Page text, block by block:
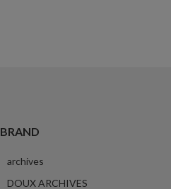
BRAND
archives
DOUX ARCHIVES